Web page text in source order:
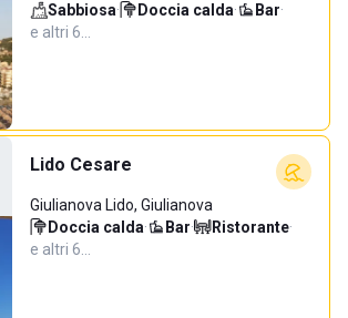
Sabbiosa· Doccia calda· Bar·
e altri 6…
Lido Cesare
Giulianova Lido, Giulianova
Doccia calda· Bar· Ristorante·
e altri 6…